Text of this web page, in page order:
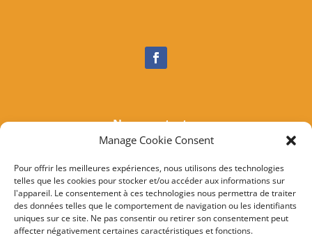
Manage Cookie Consent
Pour offrir les meilleures expériences, nous utilisons des technologies
telles que les cookies pour stocker et/ou accéder aux informations sur
l'appareil. Le consentement à ces technologies nous permettra de traiter
des données telles que le comportement de navigation ou les identifiants
uniques sur ce site. Ne pas consentir ou retirer son consentement peut
affecter négativement certaines caractéristiques et fonctions.
Nous contacter
Tél :
Mail:mairieogliastru@wanadoo.fr
Adresse :Marine d’Albo
20217 Ogliastru